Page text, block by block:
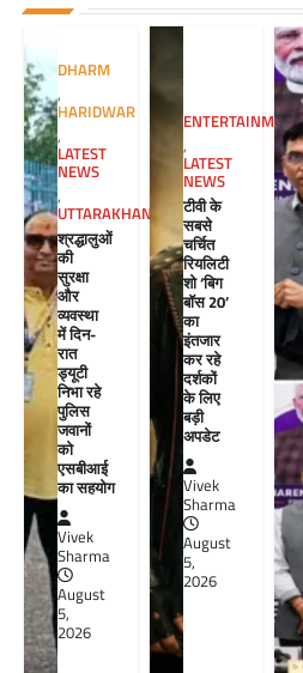
DHARM
,
HARIDWAR
,
LATEST
NEWS
,
UTTARAKHAND
श्रद्धालुओं
की
सुरक्षा
और
व्यवस्था
में दिन-
रात
ड्यूटी
निभा रहे
पुलिस
जवानों
को
एसबीआई
का सहयोग
Vivek
Sharma
August
5,
2026
ENTERTAINMENT
,
LATEST
NEWS
टीवी के
सबसे
चर्चित
रियलिटी
शो ‘बिग
बॉस 20’
का
इंतजार
कर रहे
दर्शकों
के लिए
बड़ी
अपडेट
Vivek
Sharma
August
5,
2026